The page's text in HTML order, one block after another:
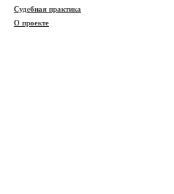
Судебная практика
О проекте